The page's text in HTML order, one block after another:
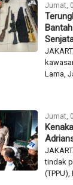
Jumat,
Lama,
Jumat,
tindak
(TPPU),